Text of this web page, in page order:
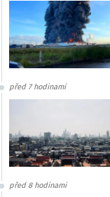
před 7 hodinami
před 8 hodinami